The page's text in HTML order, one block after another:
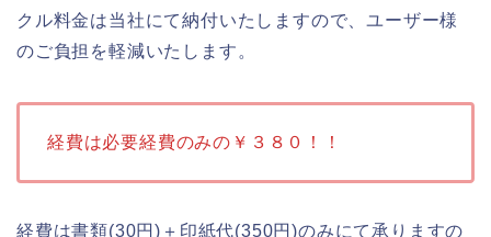
クル料金は当社にて納付いたしますので、ユーザー様
のご負担を軽減いたします。
経費は必要経費のみの￥３８０！！
経費は書類(30円)＋印紙代(350円)のみにて承りますの